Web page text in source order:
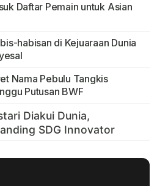
Daftar Pemain untuk Asian
habisan di Kejuaraan Dunia
Nama Pebulu Tangkis
Putusan BWF